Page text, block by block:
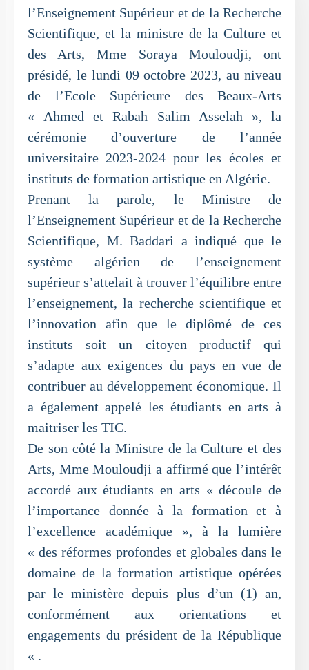
l’Enseignement Supérieur et de la Recherche
Scientifique, et la ministre de la Culture et
des Arts, Mme Soraya Mouloudji, ont
présidé, le lundi 09 octobre 2023, au niveau
de l’Ecole Supérieure des Beaux-Arts
« Ahmed et Rabah Salim Asselah », la
cérémonie d’ouverture de l’année
universitaire 2023-2024 pour les écoles et
instituts de formation artistique en Algérie.
Prenant la parole, le Ministre de
l’Enseignement Supérieur et de la Recherche
Scientifique, M. Baddari a indiqué que le
système algérien de l’enseignement
supérieur s’attelait à trouver l’équilibre entre
l’enseignement, la recherche scientifique et
l’innovation afin que le diplômé de ces
instituts soit un citoyen productif qui
s’adapte aux exigences du pays en vue de
contribuer au développement économique. Il
a également appelé les étudiants en arts à
maitriser les TIC.
De son côté la Ministre de la Culture et des
Arts, Mme Mouloudji a affirmé que l’intérêt
accordé aux étudiants en arts « découle de
l’importance donnée à la formation et à
l’excellence académique », à la lumière
« des réformes profondes et globales dans le
domaine de la formation artistique opérées
par le ministère depuis plus d’un (1) an,
conformément aux orientations et
engagements du président de la République
« .